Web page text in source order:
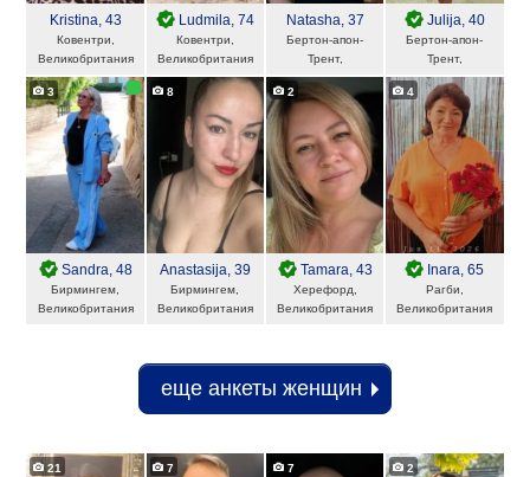
Kristina, 43
Ковентри,
Великобритания
Ludmila, 74
Ковентри,
Великобритания
Natasha, 37
Бертон-апон-
Трент,
Великобритания
Julija, 40
Бертон-апон-
Трент,
Великобритания
3
Sandra, 48
Бирмингем,
Великобритания
8
Anastasija, 39
Бирмингем,
Великобритания
2
Tamara, 43
Херефорд,
Великобритания
4
Inara, 65
Рагби,
Великобритания
еще анкеты женщин
21 7 7 2